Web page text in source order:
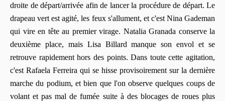
droite de départ/arrivée afin de lancer la procédure de départ. Le
drapeau vert est agité, les feux s'allument, et c'est Nina Gademan
qui vire en tête au premier virage. Natalia Granada conserve la
deuxième place, mais Lisa Billard manque son envol et se
retrouve rapidement hors des points. Dans toute cette agitation,
c'est Rafaela Ferreira qui se hisse provisoirement sur la dernière
marche du podium, et bien que l'on observe quelques coups de
volant et pas mal de fumée suite à des blocages de roues plus